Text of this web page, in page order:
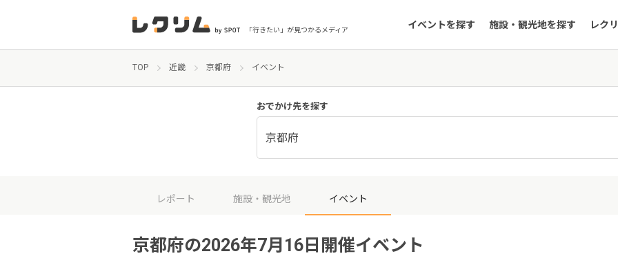
「行きたい」が見つかるメディア イベントを探す 施設・観光地を探す レク
TOP 近畿 京都府 イベント
おでかけ先を探す
京都府
レポート 施設・観光地 イベント
京都府の2026年7月16日開催イベント